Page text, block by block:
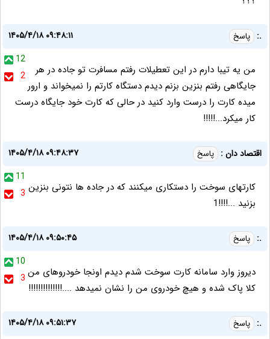
.: پاسخ
۱۴۰۵/۴/۱۸ ۰۹:۴۸:۱۱
12
2
من یه تیبا دارم در این تعطیلات رفتم مسافرت تو جاده در هر
جایگاهی رفتم بنزین بزنم دیدم دستگاه کارتم را نمیخواند و ارور
میده کارت را درست وارد کنید در حالی که کارت خود جایگاه درست
کار میکرد...!!!!!
اقتصاد دان : پاسخ
۱۴۰۵/۴/۱۸ ۰۹:۴۸:۳۷
11
3 کارتهای سوخت را دستکاری میکنند که در جاده ها نتونی بنزین
بزنید ...!!!!1
.: پاسخ
۱۴۰۵/۴/۱۸ ۰۹:۵۰:۴۵
10
3 دیروز وارد سامانه کارت سوخت شدم دیدم اونجا خودروهای من
کلا پاک شده و هیچ خودروی من را نشان نمیدهد ....!!!!!!!!!!!!!!
.: پاسخ
۱۴۰۵/۴/۱۸ ۰۹:۵۱:۳۷